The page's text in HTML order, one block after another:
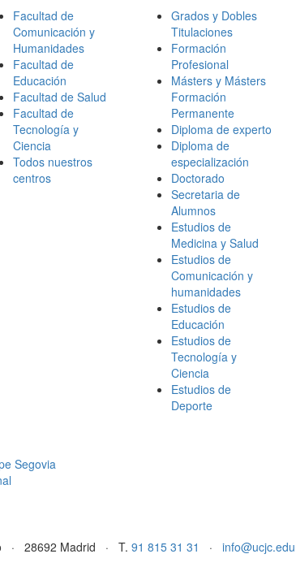
Facultad de
Comunicación y
Humanidades
Facultad de
Educación
Facultad de Salud
Facultad de
Tecnología y
Ciencia
Todos nuestros
centros
Grados y Dobles
Titulaciones
Formación
Profesional
Másters y Másters
Formación
Permanente
Diploma de experto
Diploma de
especialización
Doctorado
Secretaria de
Alumnos
Estudios de
Medicina y Salud
Estudios de
Comunicación y
humanidades
Estudios de
Educación
Estudios de
Tecnología y
Ciencia
Estudios de
Deporte
· 28692 Madrid · T. 91 815 31 31 · info@ucjc.edu